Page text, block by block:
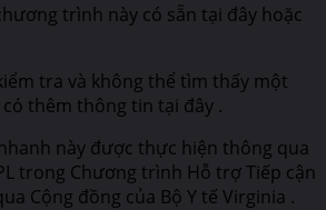
trình này có sẵn tại đây hoặc
tra và không thể tìm thấy một
thêm thông tin tại đây .
này được thực hiện thông qua
trong Chương trình Hỗ trợ Tiếp cận
Cộng đồng của Bộ Y tế Virginia .